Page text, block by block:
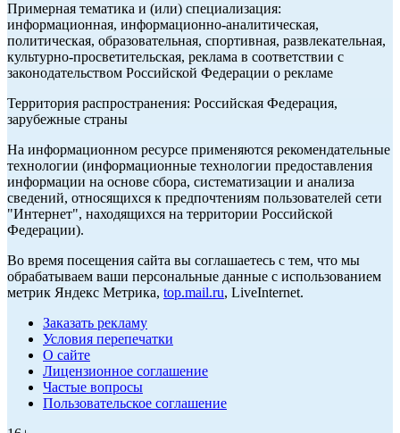
Примерная тематика и (или) специализация:
информационная, информационно-аналитическая,
политическая, образовательная, спортивная, развлекательная,
культурно-просветительская, реклама в соответствии с
законодательством Российской Федерации о рекламе
Территория распространения: Российская Федерация,
зарубежные страны
На информационном ресурсе применяются рекомендательные
технологии (информационные технологии предоставления
информации на основе сбора, систематизации и анализа
сведений, относящихся к предпочтениям пользователей сети
"Интернет", находящихся на территории Российской
Федерации).
Во время посещения сайта вы соглашаетесь с тем, что мы
обрабатываем ваши персональные данные с использованием
метрик Яндекс Метрика, top.mail.ru, LiveInternet.
Заказать рекламу
Условия перепечатки
О сайте
Лицензионное соглашение
Частые вопросы
Пользовательское соглашение